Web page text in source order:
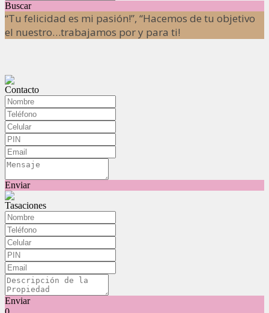
Buscar
“Tu felicidad es mi pasión!”, “Hacemos de tu objetivo
el nuestro…trabajamos por y para ti!
Contacto
Enviar
Tasaciones
Enviar